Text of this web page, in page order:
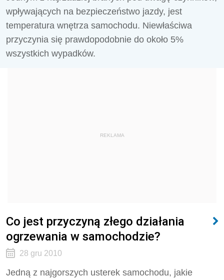
wpływających na bezpieczeństwo jazdy, jest
temperatura wnętrza samochodu. Niewłaściwa
przyczynia się prawdopodobnie do około 5%
wszystkich wypadków.
REKLAMA
Co jest przyczyną złego działania
ogrzewania w samochodzie?
28 gru 2010
Jedną z najgorszych usterek samochodu, jakie